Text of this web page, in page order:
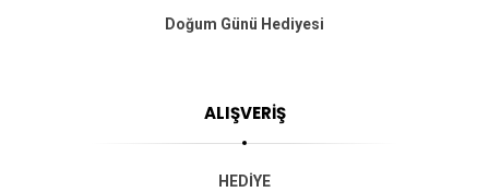
Doğum Günü Hediyesi
ALIŞVERİŞ
HEDİYE